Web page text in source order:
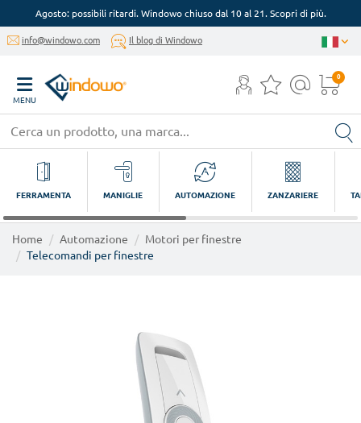
Agosto: possibili ritardi. Windowo chiuso dal 10 al 21. Scopri di più.
info@windowo.com Il blog di Windowo
MENU
0
FERRAMENTA MANIGLIE AUTOMAZIONE ZANZARIERE
Home Automazione
Motori per finestre
Telecomandi per finestre